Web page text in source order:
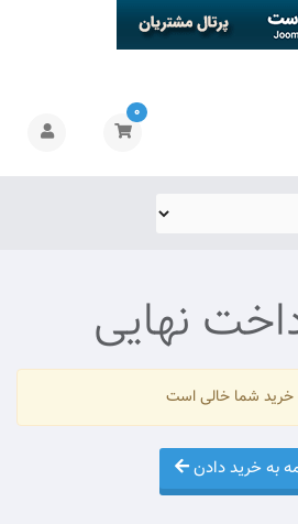
0
نهایی
خرید شما خالی است
به خرید دادن